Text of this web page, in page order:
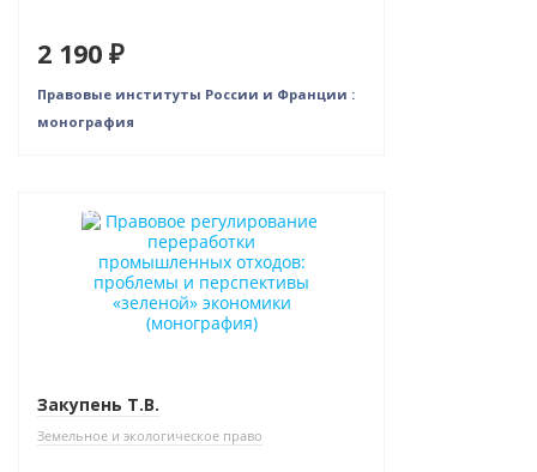
2 190 ₽
Правовые институты России и Франции :
монография
Новинка
Закупень Т.В.
Земельное и экологическое право